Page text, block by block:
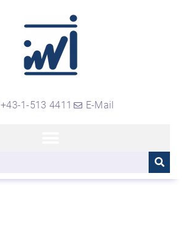
+43-1-513 4411 E-Mail